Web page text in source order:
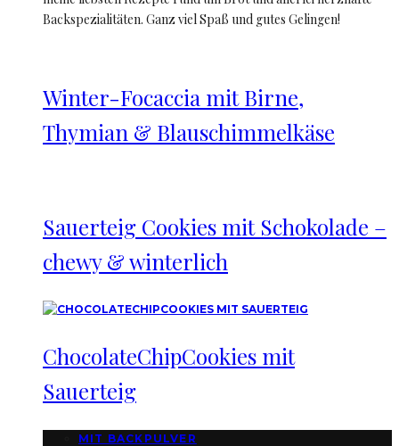
Backspezialitäten. Ganz viel Spaß und gutes Gelingen!
Winter-Focaccia mit Birne,
Thymian & Blauschimmelkäse
Sauerteig Cookies mit Schokolade –
chewy & winterlich
ChocolateChipCookies mit
Sauerteig
MIT BACKPULVER